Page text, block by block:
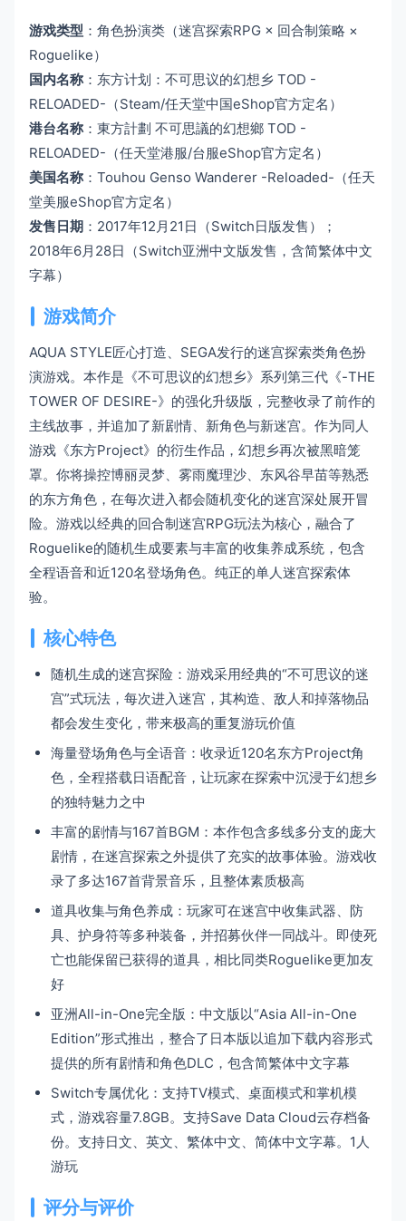
游戏类型 ：角色扮演类（迷宫探索RPG × 回合制策略 ×
Roguelike）
国内名称：东方计划：不可思议的幻想乡 TOD -
RELOADED-（Steam/任天堂中国eShop官方定名）
港台名称：東方計劃 不可思議的幻想鄉 TOD -
RELOADED-（任天堂港服/台服eShop官方定名）
美国名称：Touhou Genso Wanderer -Reloaded-（任天
堂美服eShop官方定名）
发售日期 ：2017年12月21日（Switch日版发售）；
2018年6月28日（Switch亚洲中文版发售，含简繁体中文
字幕）
游戏简介
AQUA STYLE匠心打造、SEGA发行的迷宫探索类角色扮
演游戏。本作是《不可思议的幻想乡》系列第三代《-THE
TOWER OF DESIRE-》的强化升级版，完整收录了前作的
主线故事，并追加了新剧情、新角色与新迷宫。作为同人
游戏《东方Project》的衍生作品，幻想乡再次被黑暗笼
罩。你将操控博丽灵梦、雾雨魔理沙、东风谷早苗等熟悉
的东方角色，在每次进入都会随机变化的迷宫深处展开冒
险。游戏以经典的回合制迷宫RPG玩法为核心，融合了
Roguelike的随机生成要素与丰富的收集养成系统，包含
全程语音和近120名登场角色。纯正的单人迷宫探索体
验。
核心特色
随机生成的迷宫探险：游戏采用经典的“不可思议的迷
宫”式玩法，每次进入迷宫，其构造、敌人和掉落物品
都会发生变化，带来极高的重复游玩价值
海量登场角色与全语音：收录近120名东方Project角
色，全程搭载日语配音，让玩家在探索中沉浸于幻想乡
的独特魅力之中
丰富的剧情与167首BGM：本作包含多线多分支的庞大
剧情，在迷宫探索之外提供了充实的故事体验。游戏收
录了多达167首背景音乐，且整体素质极高
道具收集与角色养成：玩家可在迷宫中收集武器、防
具、护身符等多种装备，并招募伙伴一同战斗。即使死
亡也能保留已获得的道具，相比同类Roguelike更加友
好
亚洲All-in-One完全版：中文版以“Asia All-in-One
Edition”形式推出，整合了日本版以追加下载内容形式
提供的所有剧情和角色DLC，包含简繁体中文字幕
Switch专属优化：支持TV模式、桌面模式和掌机模
式，游戏容量7.8GB。支持Save Data Cloud云存档备
份。支持日文、英文、繁体中文、简体中文字幕。1人
游玩
评分与评价